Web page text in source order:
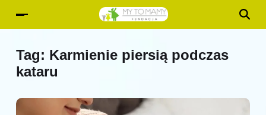
Tag: Karmienie piersią podczas
kataru